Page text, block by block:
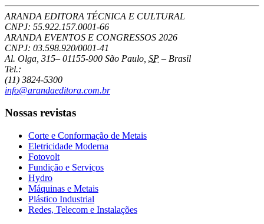
ARANDA EDITORA TÉCNICA E CULTURAL
CNPJ: 55.922.157.0001-66
ARANDA EVENTOS E CONGRESSOS 2026
CNPJ: 03.598.920/0001-41
Al. Olga, 315– 01155-900 São Paulo SP – Brasil
Tel.:
(11) 3824-5300
info@arandaeditora.com.br
Nossas revistas
Corte e Conformação de Metais
Eletricidade Moderna
Fotovolt
Fundição e Serviços
Hydro
Máquinas e Metais
Plástico Industrial
Redes, Telecom e Instalações